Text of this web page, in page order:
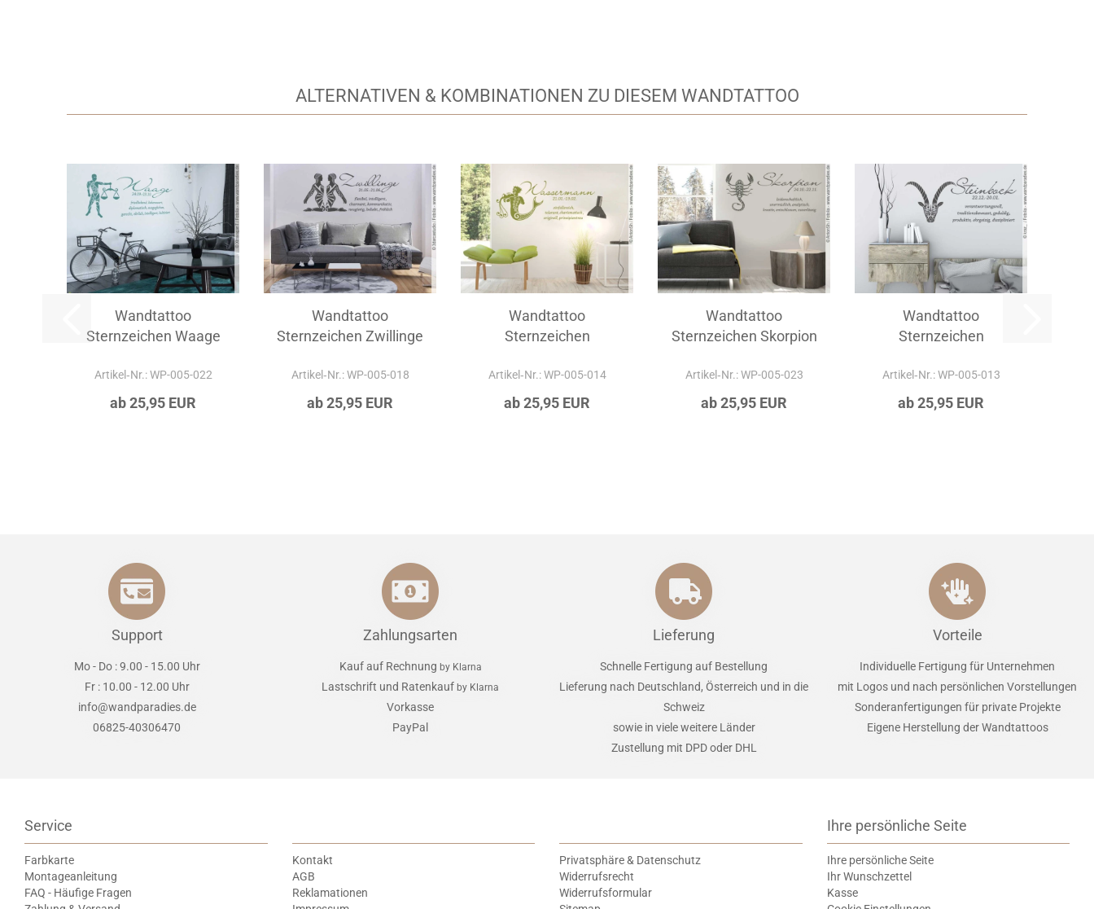
ALTERNATIVEN & KOMBINATIONEN ZU DIESEM WANDTATTOO
Wandtattoo
Sternzeichen Waage
Artikel‑Nr.: WP-005-022
ab 25,95 EUR
Wandtattoo
Sternzeichen Zwillinge
Artikel‑Nr.: WP-005-018
ab 25,95 EUR
Wandtattoo
Sternzeichen
Artikel‑Nr.: WP-005-014
ab 25,95 EUR
Wandtattoo
Sternzeichen Skorpion
Artikel‑Nr.: WP-005-023
ab 25,95 EUR
Wandtattoo
Sternzeichen
Artikel‑Nr.: WP-005-013
ab 25,95 EUR
Support
Mo - Do : 9.00 - 15.00 Uhr
Fr : 10.00 - 12.00 Uhr
info@wandparadies.de
06825-40306470
Zahlungsarten
Kauf auf Rechnung by Klarna
Lastschrift und Ratenkauf by Klarna
Vorkasse
PayPal
Lieferung
Schnelle Fertigung auf Bestellung
Lieferung nach Deutschland, Österreich und in die
Schweiz
sowie in viele weitere Länder
Zustellung mit DPD oder DHL
Vorteile
Individuelle Fertigung für Unternehmen
mit Logos und nach persönlichen Vorstellungen
Sonderanfertigungen für private Projekte
Eigene Herstellung der Wandtattoos
Service
Farbkarte
Montageanleitung
FAQ - Häufige Fragen
Kontakt
AGB
Reklamationen
Privatsphäre & Datenschutz
Widerrufsrecht
Widerrufsformular
Ihre persönliche Seite
Ihre persönliche Seite
Ihr Wunschzettel
Kasse